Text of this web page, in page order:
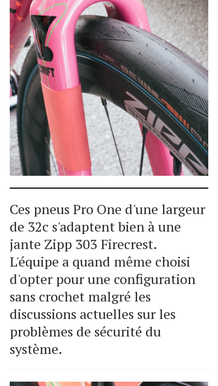
Ces pneus Pro One d'une largeur
de 32c s'adaptent bien à une
jante Zipp 303 Firecrest.
L'équipe a quand même choisi
d'opter pour une configuration
sans crochet malgré les
discussions actuelles sur les
problèmes de sécurité du
système.